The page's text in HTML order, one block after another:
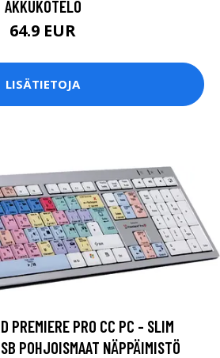
AKKUKOTELO
64.9 EUR
LISÄTIETOJA
PREMIERE PRO CC PC - SLIM
POHJOISMAAT NÄPPÄIMISTÖ